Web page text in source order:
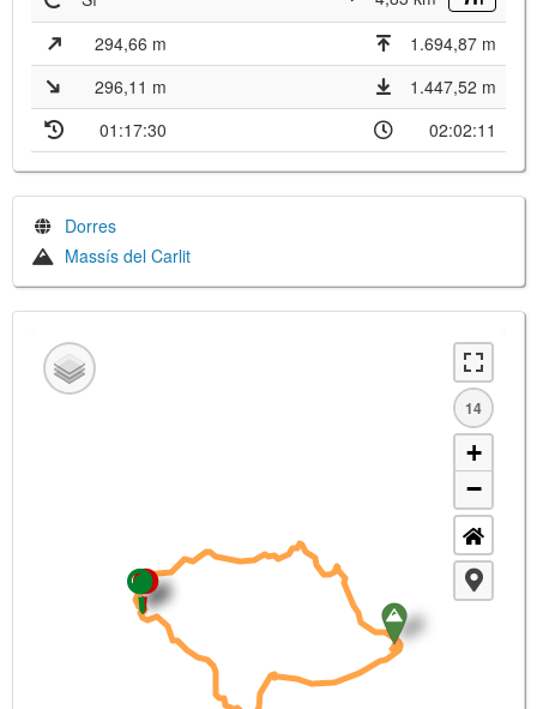
294,66 m
1.694,87 m
296,11 m
1.447,52 m
01:17:30
02:02:11
Dorres
Massís del Carlit
14
+
−